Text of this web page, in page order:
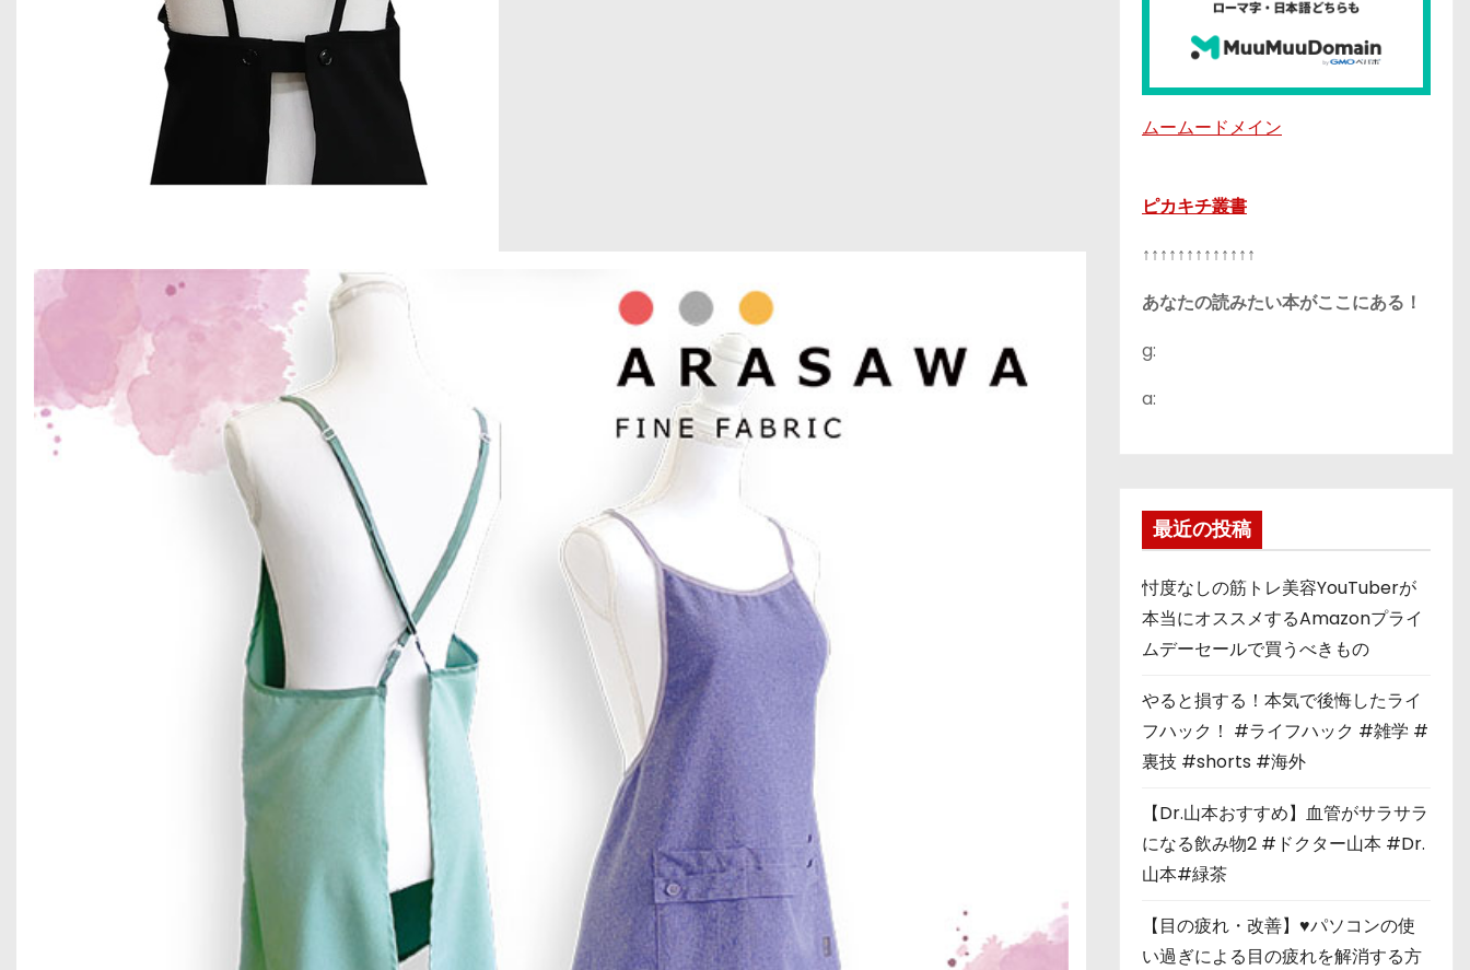
ムームードメイン
ピカキチ叢書
↑↑↑↑↑↑↑↑↑↑↑↑↑
あなたの読みたい本がここにある！
g:
a:
最近の投稿
忖度なしの筋トレ美容YouTuberが
本当にオススメするAmazonプライ
ムデーセールで買うべきもの
やると損する！本気で後悔したライ
フハック！ #ライフハック #雑学 #
裏技 #shorts #海外
【Dr.山本おすすめ】血管がサラサラ
になる飲み物2 #ドクター山本 #Dr.
山本#緑茶
【目の疲れ・改善】♥パソコンの使
い過ぎによる目の疲れを解消する方